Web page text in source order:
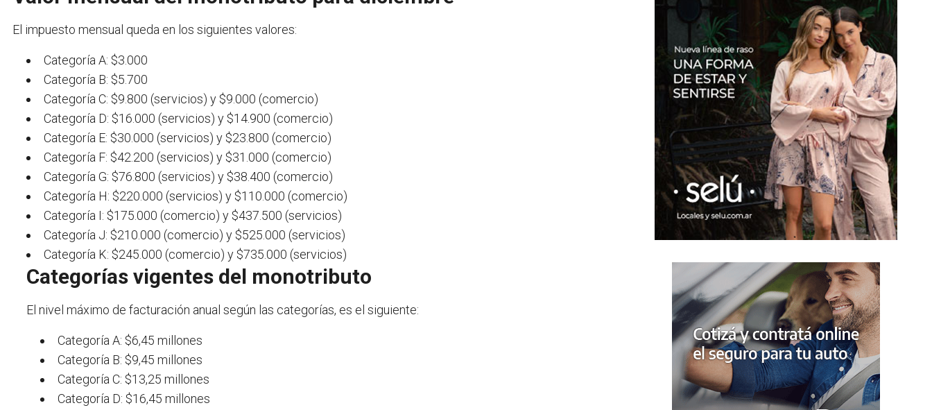
El impuesto mensual queda en los siguientes valores:
Categoría A: $3.000
Categoría B: $5.700
Categoría C: $9.800 (servicios) y $9.000 (comercio)
Categoría D: $16.000 (servicios) y $14.900 (comercio)
Categoría E: $30.000 (servicios) y $23.800 (comercio)
Categoría F: $42.200 (servicios) y $31.000 (comercio)
Categoría G: $76.800 (servicios) y $38.400 (comercio)
Categoría H: $220.000 (servicios) y $110.000 (comercio)
Categoría I: $175.000 (comercio) y $437.500 (servicios)
Categoría J: $210.000 (comercio) y $525.000 (servicios)
Categoría K: $245.000 (comercio) y $735.000 (servicios)
Categorías vigentes del monotributo
El nivel máximo de facturación anual según las categorías, es el siguiente:
Categoría A: $6,45 millones
Categoría B: $9,45 millones
Categoría C: $13,25 millones
Categoría D: $16,45 millones